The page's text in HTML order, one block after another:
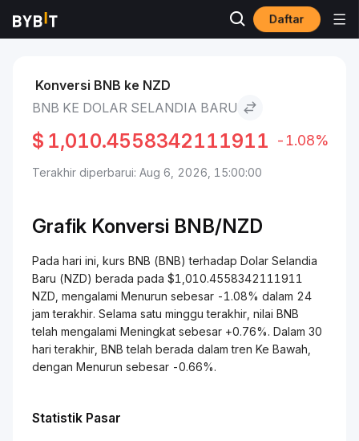
Daftar
Pasar BNB to Dolar Selandia Baru
Konversi BNB ke NZD
BNB KE DOLAR SELANDIA BARU
$ 1,010.4558342111911 -1.08%
Terakhir diperbarui: Aug 6, 2026, 15:00:00
Grafik Konversi BNB/NZD
Pada hari ini, kurs BNB (BNB) terhadap Dolar Selandia
Baru (NZD) berada pada $1,010.4558342111911
NZD, mengalami Menurun sebesar -1.08% dalam 24
jam terakhir. Selama satu minggu terakhir, nilai BNB
telah mengalami Meningkat sebesar +0.76%. Dalam 30
hari terakhir, BNB telah berada dalam tren Ke Bawah,
dengan Menurun sebesar -0.66%.
Statistik Pasar